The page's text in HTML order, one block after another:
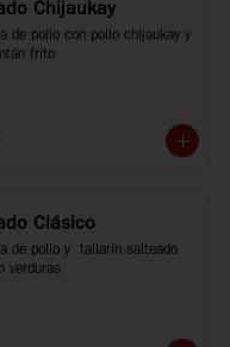
Chijaukay
de pollo con pollo chijaukay y
frito
Clásico
de pollo y  tallarín salteado
verduras